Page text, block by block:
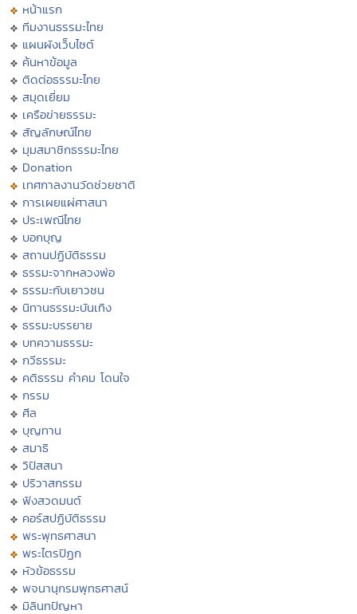
หน้าแรก
ทีมงานธรรมะไทย
แผนผังเว็บไซต์
ค้นหาข้อมูล
ติดต่อธรรมะไทย
สมุดเยี่ยม
เครือข่ายธรรมะ
สัญลักษณ์ไทย
มุมสมาชิกธรรมะไทย
Donation
เทศกาลงานวัดช่วยชาติ
การเผยแผ่ศาสนา
ประเพณีไทย
บอกบุญ
สถานปฏิบัติธรรม
ธรรมะจากหลวงพ่อ
ธรรมะกับเยาวชน
นิทานธรรมะบันเทิง
ธรรมะบรรยาย
บทความธรรมะ
กวีธรรมะ
คติธรรม คำคม โดนใจ
กรรม
ศีล
บุญทาน
สมาธิ
วิปัสสนา
ปริวาสกรรม
ฟังสวดมนต์
คอร์สปฏิบัติธรรม
พระพุทธศาสนา
พระไตรปิฏก
หัวข้อธรรม
พจนานุกรมพุทธศาสน์
มิลินทปัญหา